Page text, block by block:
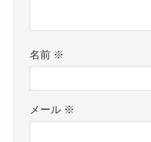
名前 ※
メール ※